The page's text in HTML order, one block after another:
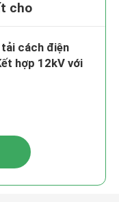
cho
cách điện
hợp 12kV với